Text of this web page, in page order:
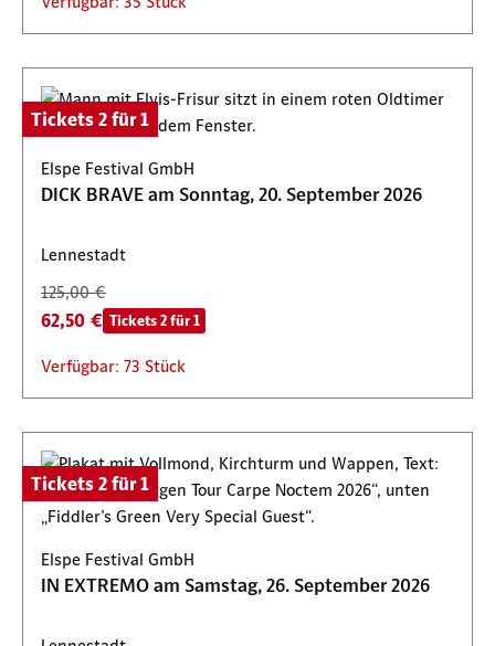
Tickets 2 für 1
Elspe Festival GmbH
DICK BRAVE am Sonntag, 20. September 2026
Lennestadt
125,00 €
62,50 € Tickets 2 für 1
Verfügbar: 73 Stück
Tickets 2 für 1
Elspe Festival GmbH
IN EXTREMO am Samstag, 26. September 2026